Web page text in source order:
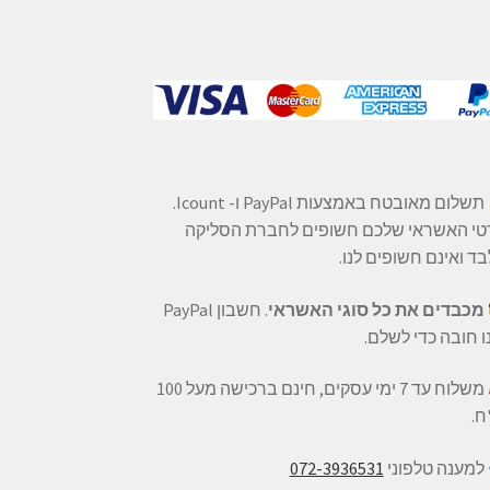
תשלום מאובטח באמצעות PayPal ו- Icount.
האשראי שלכם חשופים לחברת הסליקה
ואינם חשופים לנו.
מכבדים את כל סוגי האשראי
. חשבון PayPal
חובה כדי לשלם.
משלוח עד 7 ימי עסקים, חינם ברכישה מעל 100
למענה טלפוני 072-3936531